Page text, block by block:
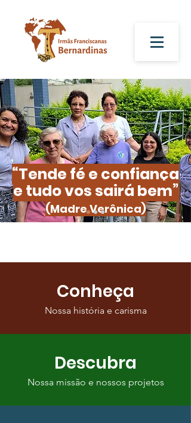
“Tende fé e confiança
e tudo vos sairá bem”
(Madre Verônica)
Conheça
Nossa história e carisma
Descubra
Nossa missão e nossos projetos